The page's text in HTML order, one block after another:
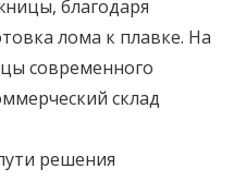
благодаря
лома к плавке. На
современного
склад
решения